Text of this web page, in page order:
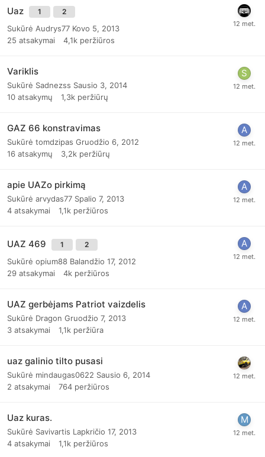
Uaz 1 2
Sukūrė Audrys77 Kovo 5, 2013
25 atsakymai 4,1k peržiūros
Variklis
Sukūrė Sadnezss Sausio 3, 2014
10 atsakymų 1,3k peržiūrų
GAZ 66 konstravimas
Sukūrė tomdzipas Gruodžio 6, 2012
16 atsakymų 3,2k peržiūrų
apie UAZo pirkimą
Sukūrė arvydas77 Spalio 7, 2013
4 atsakymai 1,1k peržiūros
UAZ 469 1 2
Sukūrė opium88 Balandžio 17, 2012
29 atsakymai 4k peržiūros
UAZ gerbėjams Patriot vaizdelis
Sukūrė Dragon Gruodžio 7, 2013
3 atsakymai 1,1k peržiūra
uaz galinio tilto pusasi
Sukūrė mindaugas0622 Sausio 6, 2014
2 atsakymai 764 peržiūros
Uaz kuras.
Sukūrė Savivartis Lapkričio 17, 2013
4 atsakymai 1,1k peržiūros